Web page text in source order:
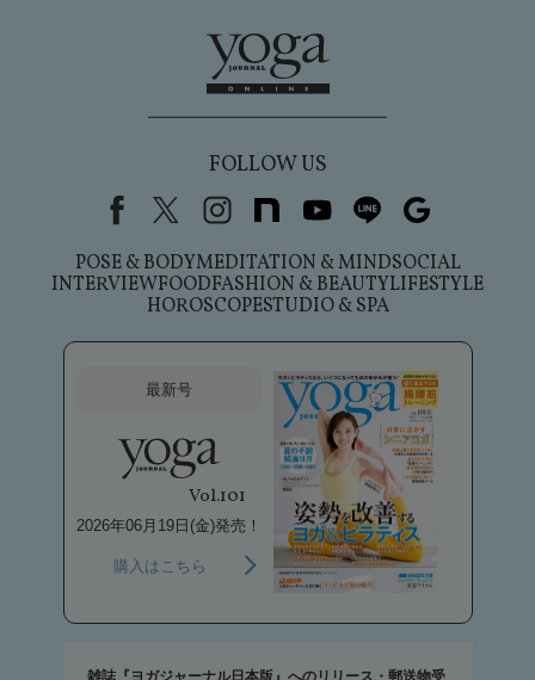
FOLLOW US
FacebookX（旧Twitter）
instagram
note youtubeline
POSE & BODYMEDITATION & MINDSOCIAL
INTERVIEWFOODFASHION & BEAUTYLIFESTYLE
HOROSCOPESTUDIO & SPA
最新号
Vol.101
2026年06月19日(金)発売！
購入はこちら
雑誌『ヨガジャーナル日本版』へのリリース・郵送物受